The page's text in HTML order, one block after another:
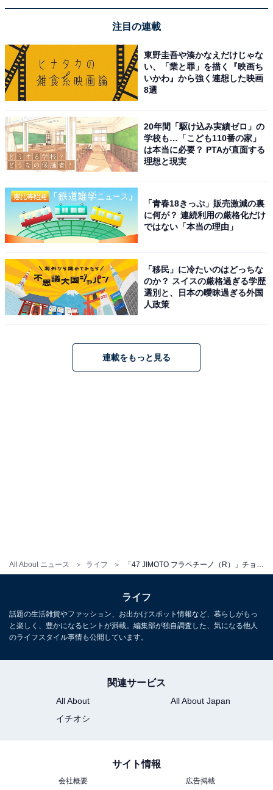
All About ニュース ライフ
注目の連載
東野圭吾や湊かなえだけじゃな
い、「業と罪」を描く『映画ち
いかわ』から強く連想した映画
8選
20年間「駆け込み実績ゼロ」の
学校も…「こども110番の家」
は本当に必要？ PTAが直面する
理想と現実
「青春18きっぷ」販売激減の裏
に何が？ 連続利用の厳格化だけ
ではない「本当の理由」
「移民」に冷たいのはどっちな
のか？ スイスの厳格過ぎる学歴
選別と、日本の曖昧過ぎる外国
人政策
連載をもっと見る
ライフ
話題の生活雑貨やファッション、お出かけスポット情報など、暮らしがもっ
と楽しく、豊かになるヒントが満載。編集部が独自調査した、気になる他人
のライフスタイル事情も公開しています。
関連サービス
All About
All About Japan
イチオシ
サイト情報
会社概要 広告掲載